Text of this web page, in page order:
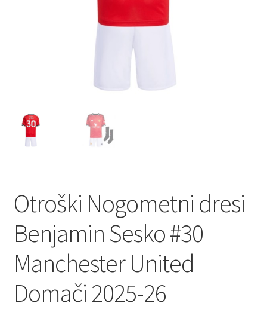
Otroški Nogometni dresi
Benjamin Sesko #30
Manchester United
Domači 2025-26